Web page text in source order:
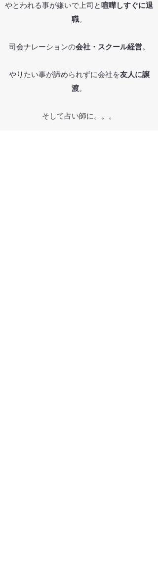
やとわれる事が嫌いで上司と喧嘩しすぐに退
職。
司会ナレーションの会社・スクール経営。
やりたい事が諦められずに会社を友人に譲
渡。
そして占い師に。。。